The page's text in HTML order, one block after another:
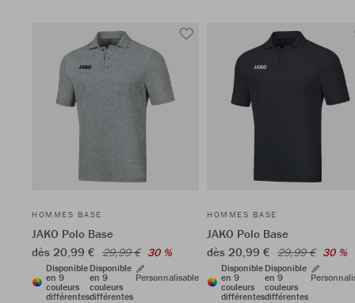
HOMMES BASE
JAKO Polo Base
dès 20,99 € 29,99 € 30 %
Disponible
en 9
couleurs
différentes
Disponible
en 9
couleurs
différentes
Personnalisable
HOMMES BASE
JAKO Polo Base
dès 20,99 € 29,99 € 30 %
Disponible
en 9
couleurs
différentes
Disponible
en 9
couleurs
différentes